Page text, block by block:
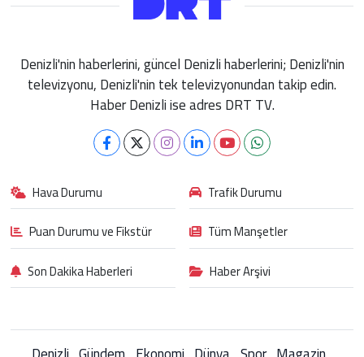
Denizli'nin haberlerini, güncel Denizli haberlerini; Denizli'nin
televizyonu, Denizli'nin tek televizyonundan takip edin.
Haber Denizli ise adres DRT TV.
Hava Durumu
Trafik Durumu
Puan Durumu ve Fikstür
Tüm Manşetler
Son Dakika Haberleri
Haber Arşivi